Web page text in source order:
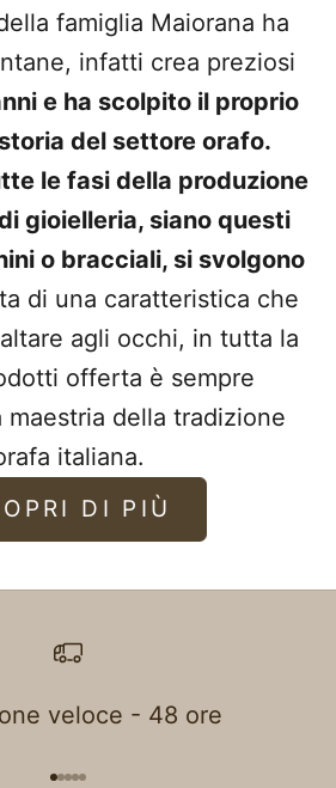
famiglia Maiorana ha
infatti crea preziosi
e ha scolpito il proprio
del settore orafo.
le fasi della produzione
gioielleria, siano questi
o bracciali, si svolgono
di una caratteristica che
agli occhi, in tutta la
offerta è sempre
maestria della tradizione
italiana.
DI PIÙ
veloce - 48 ore